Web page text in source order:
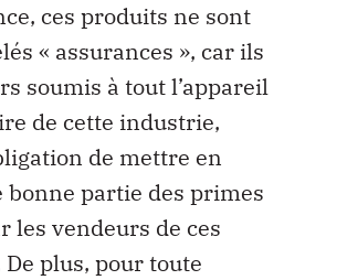
ces produits ne sont
« assurances », car ils
soumis à tout l’appareil
de cette industrie,
de mettre en
bonne partie des primes
les vendeurs de ces
plus, pour toute